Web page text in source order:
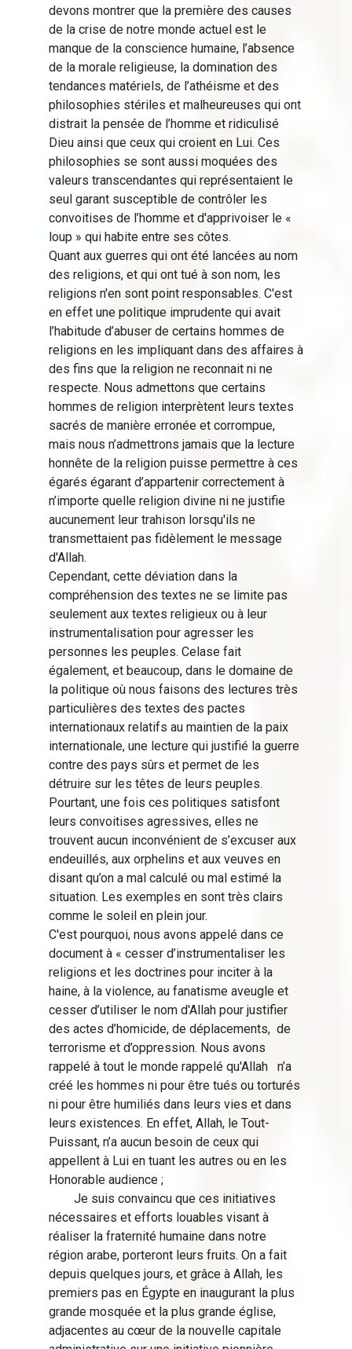
devons montrer que la première des causes
de la crise de notre monde actuel est le
manque de la conscience humaine, l’absence
de la morale religieuse, la domination des
tendances matériels, de l’athéisme et des
philosophies stériles et malheureuses qui ont
distrait la pensée de l’homme et ridiculisé
Dieu ainsi que ceux qui croient en Lui. Ces
philosophies se sont aussi moquées des
valeurs transcendantes qui représentaient le
seul garant susceptible de contrôler les
convoitises de l’homme et d'apprivoiser le «
loup » qui habite entre ses côtes.
Quant aux guerres qui ont été lancées au nom
des religions, et qui ont tué à son nom, les
religions n'en sont point responsables. C'est
en effet une politique imprudente qui avait
l’habitude d’abuser de certains hommes de
religions en les impliquant dans des affaires à
des fins que la religion ne reconnait ni ne
respecte. Nous admettons que certains
hommes de religion interprètent leurs textes
sacrés de manière erronée et corrompue,
mais nous n’admettrons jamais que la lecture
honnête de la religion puisse permettre à ces
égarés égarant d’appartenir correctement à
n’importe quelle religion divine ni ne justifie
aucunement leur trahison lorsqu'ils ne
transmettaient pas fidèlement le message
d'Allah.
Cependant, cette déviation dans la
compréhension des textes ne se limite pas
seulement aux textes religieux ou à leur
instrumentalisation pour agresser les
personnes les peuples. Celase fait
également, et beaucoup, dans le domaine de
la politique où nous faisons des lectures très
particulières des textes des pactes
internationaux relatifs au maintien de la paix
internationale, une lecture qui justifié la guerre
contre des pays sûrs et permet de les
détruire sur les têtes de leurs peuples.
Pourtant, une fois ces politiques satisfont
leurs convoitises agressives, elles ne
trouvent aucun inconvénient de s’excuser aux
endeuillés, aux orphelins et aux veuves en
disant qu’on a mal calculé ou mal estimé la
situation. Les exemples en sont très clairs
comme le soleil en plein jour.
C'est pourquoi, nous avons appelé dans ce
document à « cesser d’instrumentaliser les
religions et les doctrines pour inciter à la
haine, à la violence, au fanatisme aveugle et
cesser d’utiliser le nom d'Allah pour justifier
des actes d’homicide, de déplacements, de
terrorisme et d’oppression. Nous avons
rappelé à tout le monde rappelé qu'Allah n’a
créé les hommes ni pour être tués ou torturés
ni pour être humiliés dans leurs vies et dans
leurs existences. En effet, Allah, le Tout-
Puissant, n’a aucun besoin de ceux qui
appellent à Lui en tuant les autres ou en les
Honorable audience ;
Je suis convaincu que ces initiatives
nécessaires et efforts louables visant à
réaliser la fraternité humaine dans notre
région arabe, porteront leurs fruits. On a fait
depuis quelques jours, et grâce à Allah, les
premiers pas en Égypte en inaugurant la plus
grande mosquée et la plus grande église,
adjacentes au cœur de la nouvelle capitale